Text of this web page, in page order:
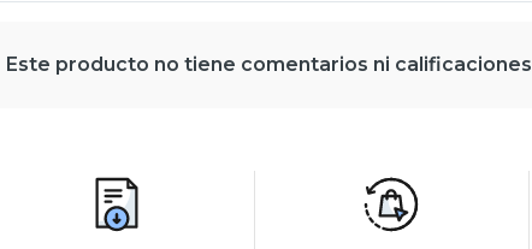
Este producto no tiene comentarios ni calificaciones